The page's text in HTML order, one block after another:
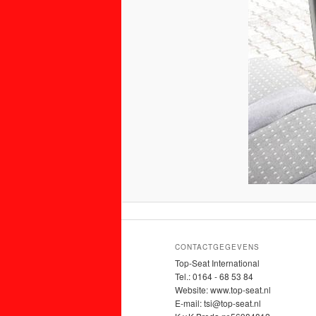
CONTACTGEGEVENS
Top-Seat International
Tel.: 0164 - 68 53 84
Website: www.top-seat.nl
E-mail: tsi@top-seat.nl